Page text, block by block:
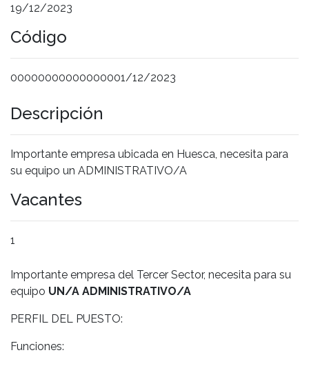
19/12/2023
Código
00000000000000001/12/2023
Descripción
Importante empresa ubicada en Huesca, necesita para
su equipo un ADMINISTRATIVO/A
Vacantes
1
Importante empresa del Tercer Sector, necesita para su
equipo UN/A ADMINISTRATIVO/A
PERFIL DEL PUESTO:
Funciones: